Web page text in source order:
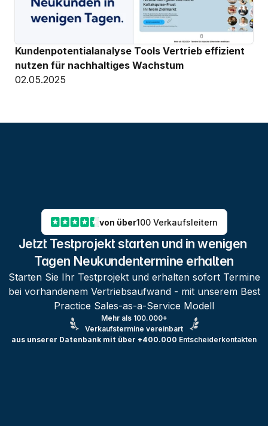
Kundenpotentialanalyse Tools Vertrieb effizient
nutzen für nachhaltiges Wachstum
02.05.2025
von über100 Verkaufsleitern
Jetzt Testprojekt starten und in wenigen
Tagen Neukundentermine erhalten
Starten Sie Ihr Testprojekt und erhalten sofort Termine
bei vorhandenem Vertriebsaufwand - mit unserem Best
Practice Sales-as-a-Service Modell
Mehr als 100.000+
Verkaufstermine vereinbart
aus unserer Datenbank mit über +400.000 Entscheiderkontakten